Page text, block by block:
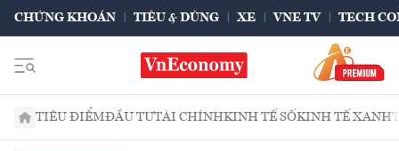
CHỨNG KHOÁN TIÊU & DÙNG XE VNE TV TECH
TIÊU ĐIỂMĐẦU TƯTÀI CHÍNHKINH TẾ SỐKINH TẾ XANH